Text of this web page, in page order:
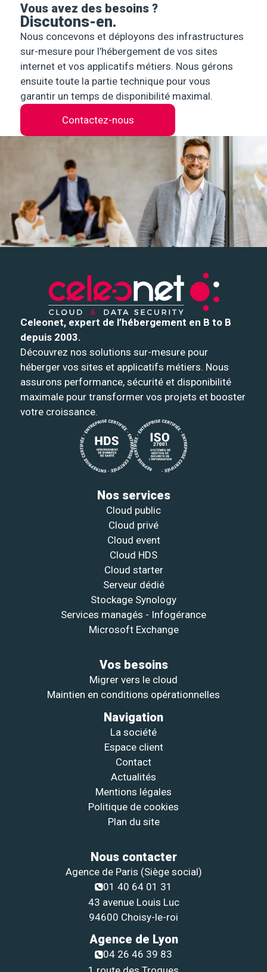
Vous avez des besoins ?
Discutons-en.
Nous concevons et déployons des infrastructures
sur-mesure pour l’hébergement de vos sites
internet et vos applicatifs métiers. Nous gérons
ensuite toute la partie technique pour vous
garantir un temps de disponibilité maximal.
Contactez-nous
Celeonet, expert de l’hébergement en B to B
depuis 2003.
Découvrez nos solutions sur-mesure pour
héberger vos sites et applicatifs métiers. Nous
assurons performance, sécurité et disponibilité
maximale pour transformer vos projets et booster
votre croissance.
Nos services
Cloud public
Cloud privé
Cloud event
Cloud HDS
Cloud starter
Serveur dédié
Stockage Synology
Services managés - Infogérance
Microsoft Exchange
Vos besoins
Migrer vers le cloud
Maintien en conditions opérationnelles
Navigation
La société
Espace client
Contact
Actualités
Mentions légales
Politique de cookies
Plan du site
Nous contacter
Agence de Paris (Siège social)
01 40 64 01 31
43 avenue Louis Luc
94600 Choisy-le-roi
Agence de Lyon
04 26 46 39 83